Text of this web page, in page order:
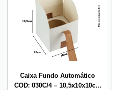
Caixa Fundo Automático
COD: 030C/4 – 10,5x10x10cm